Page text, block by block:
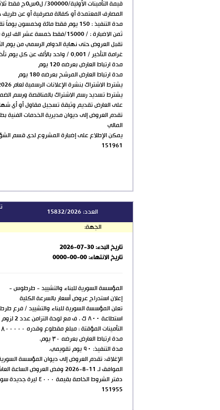
المصارف المعتمدة أو كفالة مصرفية أو عن
مدة التنفيذ : 150 يوم فقط مائة وخمسون يوماً تقويمياً يوماً
ثمن الاضبارة : / 15000/فقط خمسة عشر الف ليرة سورية جديدة
تقبل العروض حتى نهاية الدوام الرسمي من يوم الثلاثاء الواقع في 18 / 8 /2026 وتفض الساعة العاشرة
غرامة التأخير / 0,001 / واحد بالألف عن كل يوم تأخير
مدة ارتباط العارض بعرضه 120 يوم
مدة ارتباط العارض المرشح بعرضه 180 يوم
يشترط الاشتراك بنشرة الإعلانات الرسمية لعام 2026
يشترط تسديد رسم الاشتراك بالمناقصة ورسم الضمانات الأولية سنداً
على العارض تقديم وثيقة تسجيل مقاول أو أي
المالي
يمكن الإطلاع على إضبارة المشروع لدى قسم
151961
العدد:
الجهة:
تاريخ البدء:2026-07-30
تاريخ الانتهاء:0000-00-00
المؤسسة السورية للبناء والتشييد - طرطوس -
إعلان استدراج عروض أسعار بالسرعة الكلية
تعلن المؤسسة السورية للبناء والتشييد / فرع
استطاعة ٨٠٠ ك . ف مع لوحة التزامن عدد 2 لزوم أعمال مشروع كلية الهندسة التقنية وفق ما يلي:
التأمينات المؤقتة : مبلغ مقطوع وقدره ۸۰۰۰۰۰ ل . ج.س فقط ثمانمائة ألف ليرة جديدة سورية والنهائية ١٠٪.
مدة ارتباط العارض بعرضه ۳۰ يوم.
مدة التنفيذ: ٩٠ يوم تقويمي.
الإغلاق: تقدم العروض إلى ديوان المؤسسة
الموافق لـ 11-8-2026 وفض العروض الساعة العاشرة من تاريخ 12-8-2026
دفتر الشروط الخاصة بقيمة ٤۰۰۰ ليرة جديدة سورية
151955